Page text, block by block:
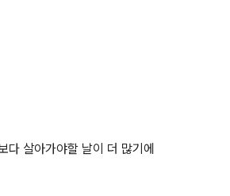
다 살아가야할 날이 더 많기에